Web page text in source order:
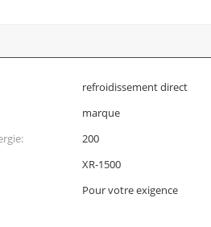
refroidissement direct
marque
200
XR-1500
Pour votre exigence